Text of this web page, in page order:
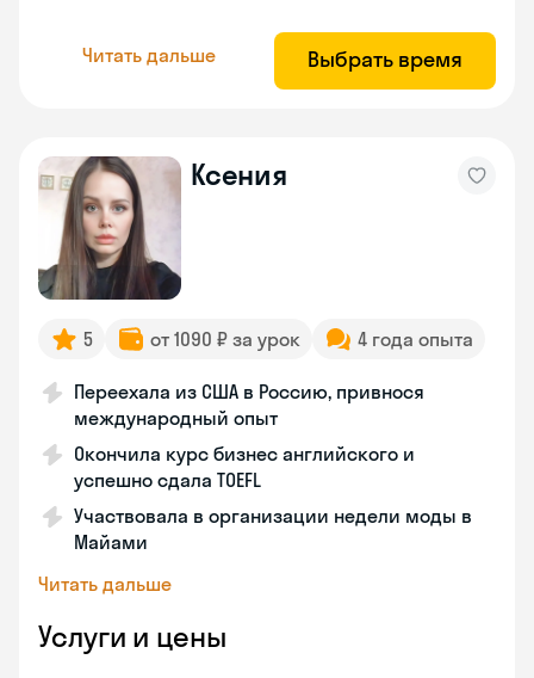
Читать дальше Выбрать время
Ксения
5 от 1090 ₽ за урок 4 года опыта
Переехала из США в Россию, привнося
международный опыт
Окончила курс бизнес английского и
успешно сдала TOEFL
Участвовала в организации недели моды в
Майами
Читать дальше
Услуги и цены